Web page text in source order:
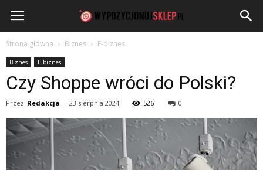
WypozycjonujSklep.pl
Strona główna Biznes E-biznes
Biznes E-biznes
Czy Shoppe wróci do Polski?
Przez Redakcja - 23 sierpnia 2024 526 0